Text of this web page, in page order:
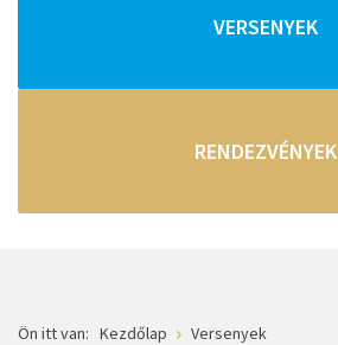
VERSENYEK
RENDEZVÉNYEK
Ön itt van: Kezdőlap Versenyek